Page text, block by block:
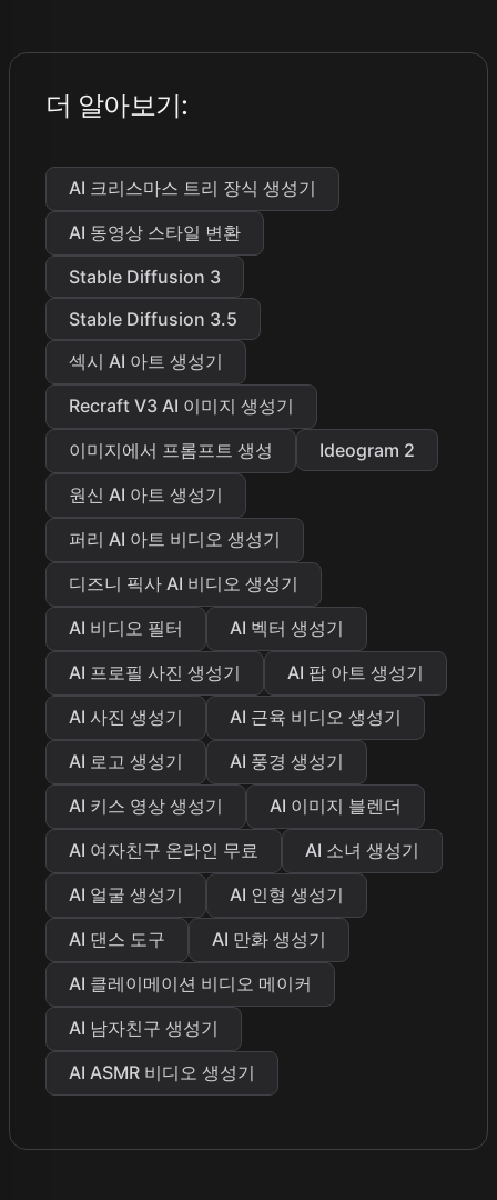
더 알아보기:
AI 크리스마스 트리 장식 생성기
AI 동영상 스타일 변환
Stable Diffusion 3
Stable Diffusion 3.5
섹시 AI 아트 생성기
Recraft V3 AI 이미지 생성기
이미지에서 프롬프트 생성
Ideogram 2
원신 AI 아트 생성기
퍼리 AI 아트 비디오 생성기
디즈니 픽사 AI 비디오 생성기
AI 비디오 필터
AI 벡터 생성기
AI 프로필 사진 생성기
AI 팝 아트 생성기
AI 사진 생성기
AI 근육 비디오 생성기
AI 로고 생성기
AI 풍경 생성기
AI 키스 영상 생성기
AI 이미지 블렌더
AI 여자친구 온라인 무료
AI 소녀 생성기
AI 얼굴 생성기
AI 인형 생성기
AI 댄스 도구
AI 만화 생성기
AI 클레이메이션 비디오 메이커
AI 남자친구 생성기
AI ASMR 비디오 생성기